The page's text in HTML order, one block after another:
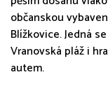
občanskou
Blížkovice. Jedná
Vranovská pláž i
autem.